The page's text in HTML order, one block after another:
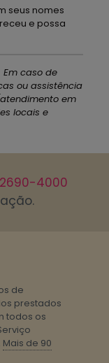
seus nomes
e possa
caso de
ou assistência
em
locais e
2690-4000
de
prestados
todos os
Mais de 90